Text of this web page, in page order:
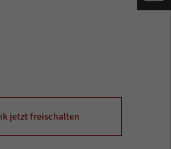
jetzt freischalten